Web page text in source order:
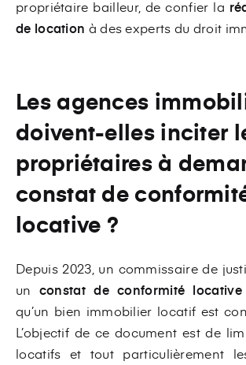
propriétaire bailleur, de confier la
de location à des experts du droit
Les agences
doivent-elles inciter
propriétaires à
constat de
locative ?
Depuis 2023, un commissaire de
un constat de conformité locative
qu’un bien immobilier locatif est
L’objectif de ce document est de
locatifs et tout particulièrement